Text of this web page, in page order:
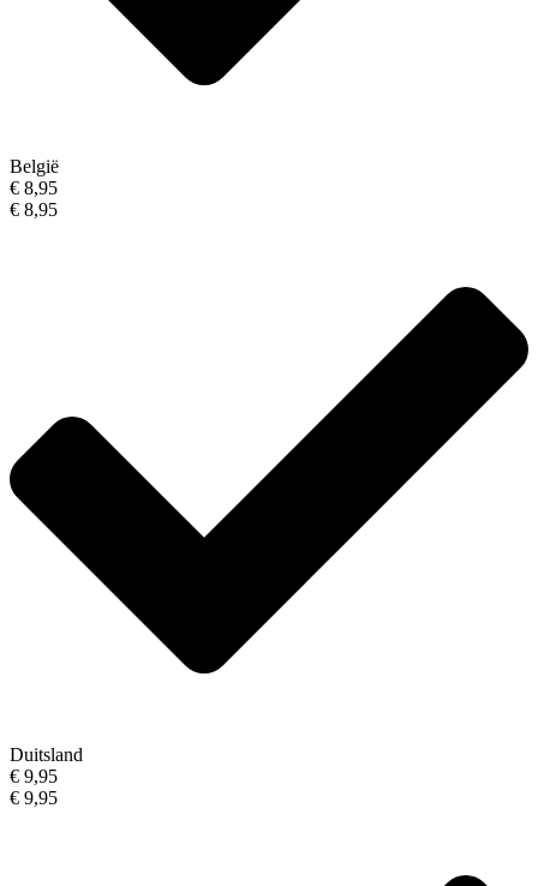
België
€ 8,95
€ 8,95
Duitsland
€ 9,95
€ 9,95